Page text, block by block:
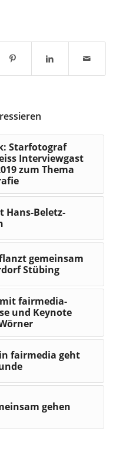
Starfotograf
Interviewgast
zum Thema
Hans-Beletz-
gemeinsam
Stübing
fairmedia-
und Keynote
fairmedia geht
gehen